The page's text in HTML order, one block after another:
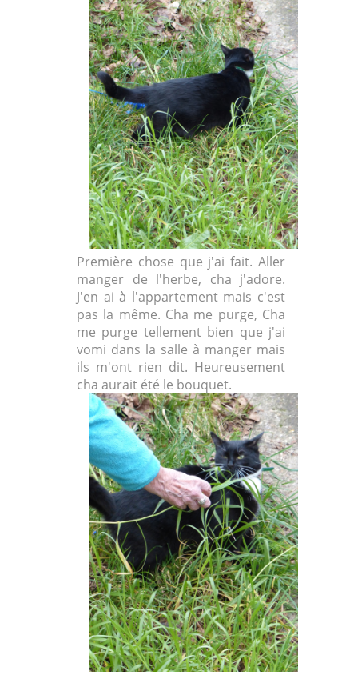
Première chose que j'ai fait. Aller
manger de l'herbe, cha j'adore.
J'en ai à l'appartement mais c'est
pas la même. Cha me purge, Cha
me purge tellement bien que j'ai
vomi dans la salle à manger mais
ils m'ont rien dit. Heureusement
cha aurait été le bouquet.